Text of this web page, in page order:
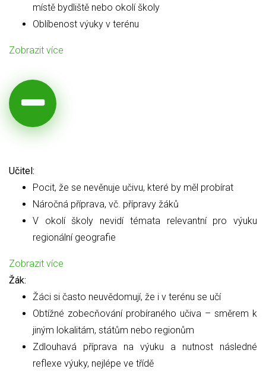
místě bydliště nebo okolí školy
Oblíbenost výuky v terénu
Zobrazit více
Učitel:
Pocit, že se nevěnuje učivu, které by měl probírat
Náročná příprava, vč. přípravy žáků
V okolí školy nevidí témata relevantní pro výuku
regionální geografie
Zobrazit více
Žák:
Žáci si často neuvědomují, že i v terénu se učí
Obtížné zobecňování probíraného učiva – směrem k
jiným lokalitám, státům nebo regionům
Zdlouhavá příprava na výuku a nutnost následné
reflexe výuky, nejlépe ve třídě